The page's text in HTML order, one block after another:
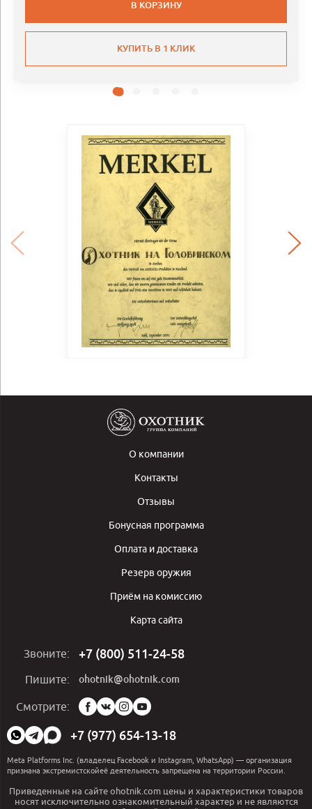
В КОРЗИНУ
КУПИТЬ В 1 КЛИК
О компании
Контакты
Отзывы
Бонусная программа
Оплата и доставка
Резерв оружия
Приём на комиссию
Карта сайта
Звоните: +7 (800) 511-24-58
Пишите: ohotnik@ohotnik.com
Смотрите:
Мы
в
социальных
сетях:
+7 (977) 654-13-18
Meta Platforms Inc. (владелец Facebook и Instagram, WhatsApp) — организация
признана экстремистскойеё деятельность запрещена на территории России.
Приведенные на сайте ohotnik.com цены и характеристики товаров
носят исключительно ознакомительный характер и не являются